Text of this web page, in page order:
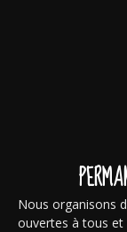
Nous organisons
ouvertes à tous et